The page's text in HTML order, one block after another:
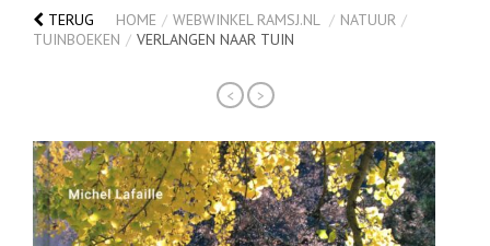
TERUG HOME / WEBWINKEL RAMSJ.NL / NATUUR /
TUINBOEKEN / VERLANGEN NAAR TUIN
< >